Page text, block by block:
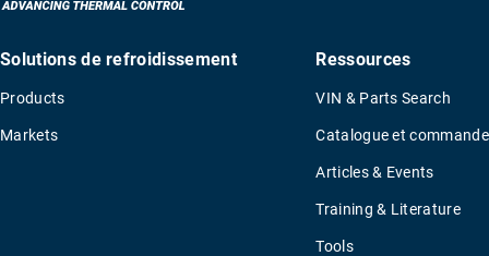
Solutions de refroidissement
Products
Markets
Ressources
VIN & Parts Search
Catalogue et commande
Articles & Events
Training & Literature
Tools